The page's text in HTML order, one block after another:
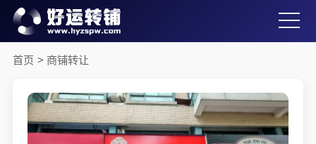
首页 > 商铺转让